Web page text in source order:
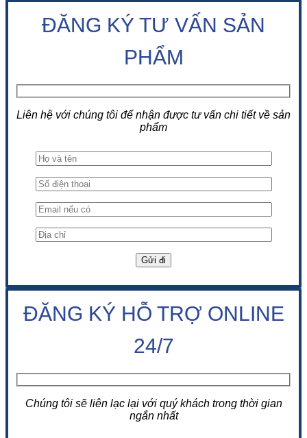
ĐĂNG KÝ TƯ VẤN SẢN
PHẨM
Liên hệ với chúng tôi để nhận được tư vấn chi tiết về sản
phẩm
ĐĂNG KÝ HỖ TRỢ ONLINE
24/7
Chúng tôi sẽ liên lạc lại với quý khách trong thời gian
ngắn nhất